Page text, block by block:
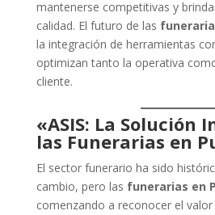
mantenerse competitivas y
calidad. El futuro de las
la integración de herramientas
optimizan tanto la operativa
cliente.
«ASIS: La Solución
las Funerarias en
El sector funerario ha sido
cambio, pero las funerarias en
comenzando a reconocer el